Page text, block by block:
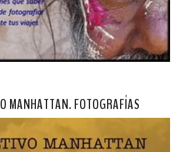
MANHATTAN. FOTOGRAFÍAS